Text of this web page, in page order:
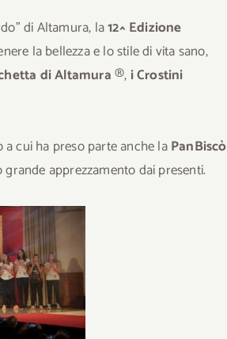
di Altamura, la12^ Edizione
la bellezza e lo stile di vita sano,
di Altamura®, i Crostini
a cui ha preso parte anche laPanBiscò
apprezzamento dai presenti.